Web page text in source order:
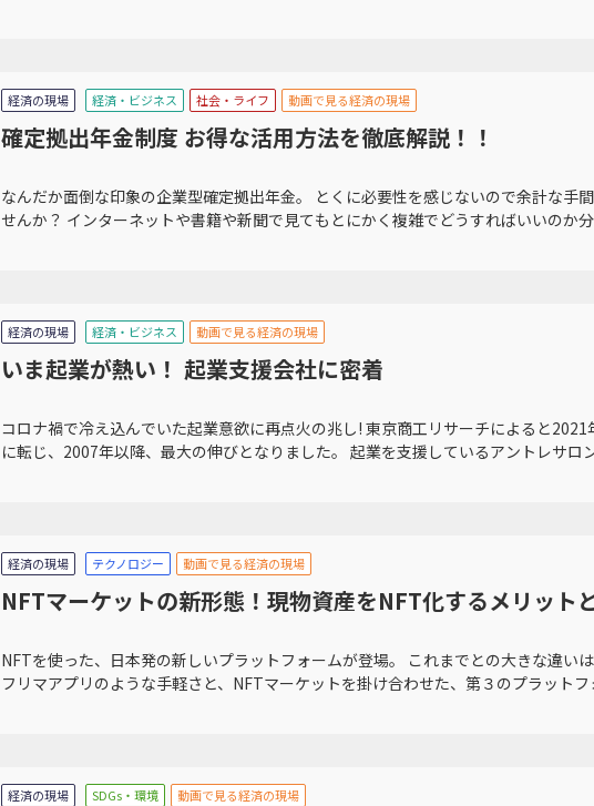
経済の現場 経済・ビジネス 社会・ライフ 動画で見る経済の現場
確定拠出年金制度 お得な活用方法を徹底解説！！
なんだか面倒な印象の企業型確定拠出年金。 とくに必要性を感じないので余計な手
せんか？ インターネットや書籍や新聞で見てもとにかく複雑でどうすればいいのか
経済の現場 経済・ビジネス 動画で見る経済の現場
いま起業が熱い！ 起業支援会社に密着
コロナ禍で冷え込んでいた起業意欲に再点火の兆し! 東京商工リサーチによると
に転じ、2007年以降、最大の伸びとなりました。 起業を支援しているアントレサ
経済の現場 テクノロジー 動画で見る経済の現場
NFTマーケットの新形態！現物資産をNFT化するメリット
NFTを使った、日本発の新しいプラットフォームが登場。 これまでとの大きな違い
フリマアプリのような手軽さと、NFTマーケットを掛け合わせた、第３のプラット
経済の現場 SDGs・環境 動画で見る経済の現場